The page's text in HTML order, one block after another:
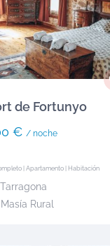
de Fortunyo
€ / noche
| Apartamento | Habitación
Tarragona
Rural